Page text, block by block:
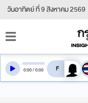
วันอาทิตย์ ที่ 9 สิงหาคม 2569
0:00/0:00 สลับเสียง